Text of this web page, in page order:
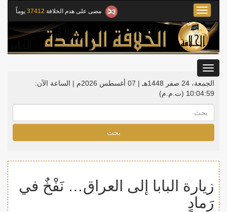
مضى على هدم الخلافة 37412 يوماً
Toggle
navigation
الجمعة، 24 صفر 1448هـ | 07 أغسطس 2026م |
الساعة الآن:
10:04:59 (ت.م.م)
بحث
زيارة البابا إلى العراق… نَفْخٌ في
رَمادٍ